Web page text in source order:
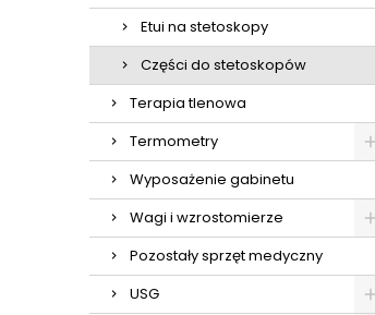
Etui na stetoskopy
Części do stetoskopów
Terapia tlenowa
Termometry
Wyposażenie gabinetu
Wagi i wzrostomierze
Pozostały sprzęt medyczny
USG